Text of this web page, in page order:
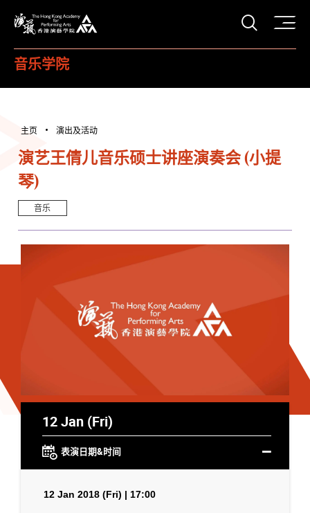
打开
音乐学院
主页 演出及活动
演艺王倩儿音乐硕士讲座演奏会 (小提
琴)
音乐
12 Jan (Fri)
表演日期&时间
12 Jan 2018 (Fri) | 17:00